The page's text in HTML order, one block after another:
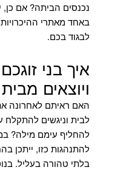
נכנסים הביתה? אם
באחד מאתרי
לבגוד בכם.
איך בני
ויוצאים מבית
האם ראיתם לאחרונה
לבית וניגשים
להחליף עימם מילה?
להתנהגות כזו, ייתכן
בלתי טהורה בעליל.